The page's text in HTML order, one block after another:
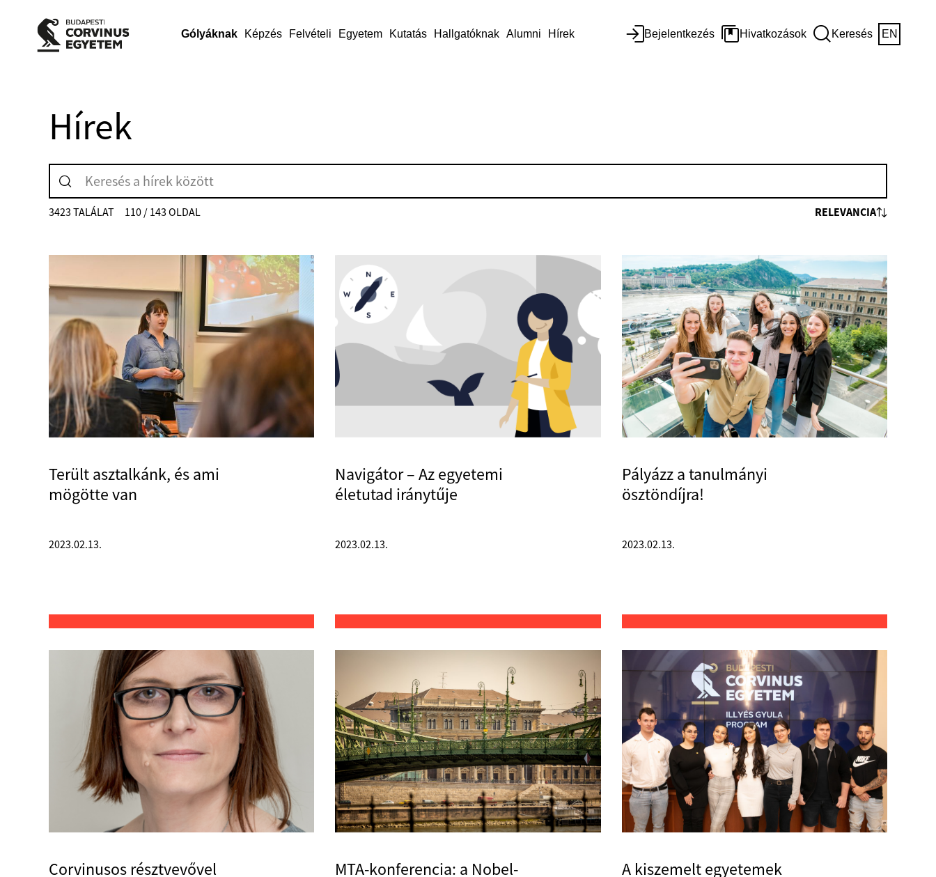
Gólyáknak Képzés Felvételi Egyetem Kutatás Hallgatóknak Alumni Hírek Bejelentkezés Hivatkozások Keresés EN
Hírek
3423 TALÁLAT 110 / 143 OLDAL RELEVANCIA
Terült asztalkánk, és ami
mögötte van
2023.02.13.
Navigátor – Az egyetemi
életutad iránytűje
2023.02.13.
Pályázz a tanulmányi
ösztöndíjra!
2023.02.13.
Corvinusos résztvevővel
MTA-konferencia: a Nobel-
A kiszemelt egyetemek